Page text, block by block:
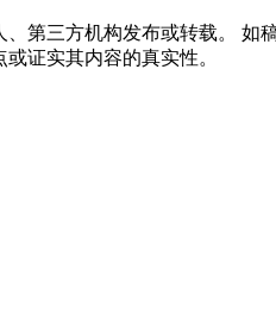
第三方机构发布或转载。
证实其内容的真实性。